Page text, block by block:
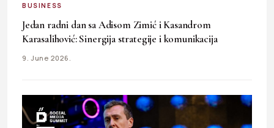
BUSINESS
Jedan radni dan sa Adisom Zimić i Kasandrom
Karasalihović: Sinergija strategije i komunikacija
9. June 2026.